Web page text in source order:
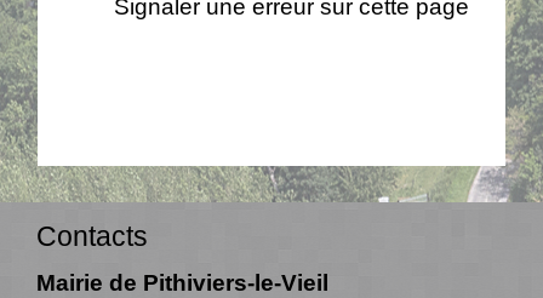
Signaler une erreur sur cette page
Contacts
Mairie de Pithiviers-le-Vieil